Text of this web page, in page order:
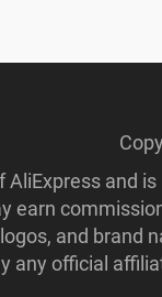
and
earn
and brand
any official